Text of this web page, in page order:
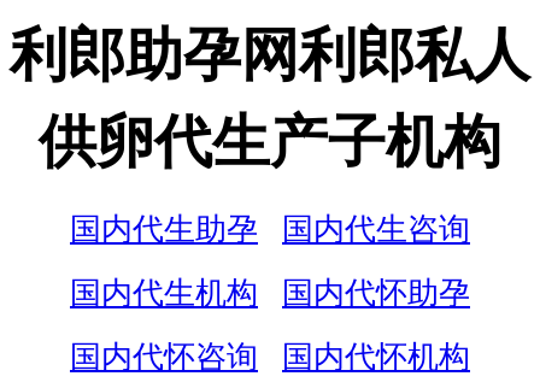
利郎助孕网利郎私人
供卵代生产子机构
国内代生助孕
国内代生咨询
国内代生机构
国内代怀助孕
国内代怀咨询
国内代怀机构